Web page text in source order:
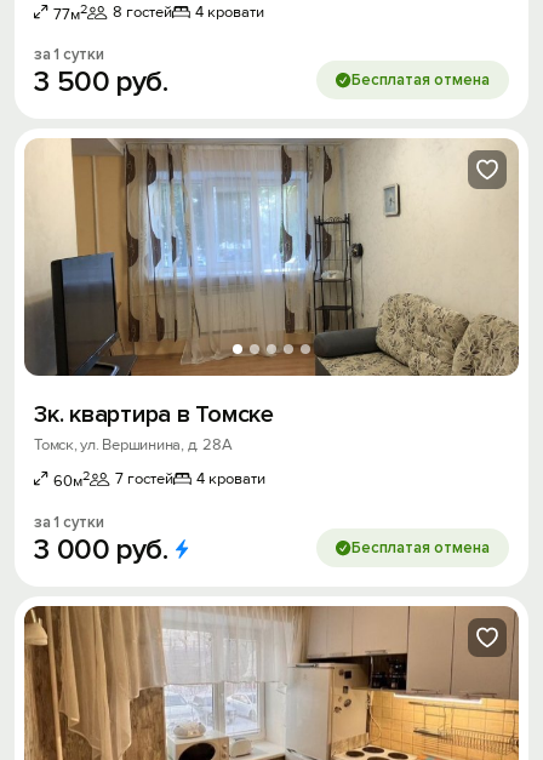
77м2 8 гостей 4 кровати
за 1 сутки
3 500 руб. Бесплатая отмена
3к. квартира в Томске
Томск, ул. Вершинина, д. 28А
60м2 7 гостей 4 кровати
за 1 сутки
3 000 руб. Бесплатая отмена